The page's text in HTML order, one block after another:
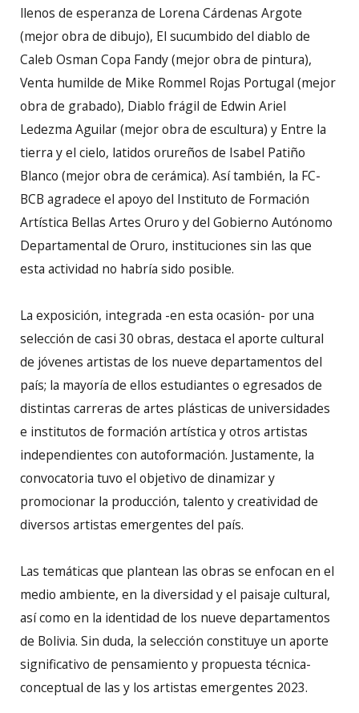
llenos de esperanza de Lorena Cárdenas Argote
(mejor obra de dibujo), El sucumbido del diablo de
Caleb Osman Copa Fandy (mejor obra de pintura),
Venta humilde de Mike Rommel Rojas Portugal (mejor
obra de grabado), Diablo frágil de Edwin Ariel
Ledezma Aguilar (mejor obra de escultura) y Entre la
tierra y el cielo, latidos orureños de Isabel Patiño
Blanco (mejor obra de cerámica). Así también, la FC-
BCB agradece el apoyo del Instituto de Formación
Artística Bellas Artes Oruro y del Gobierno Autónomo
Departamental de Oruro, instituciones sin las que
esta actividad no habría sido posible.
La exposición, integrada -en esta ocasión- por una
selección de casi 30 obras, destaca el aporte cultural
de jóvenes artistas de los nueve departamentos del
país; la mayoría de ellos estudiantes o egresados de
distintas carreras de artes plásticas de universidades
e institutos de formación artística y otros artistas
independientes con autoformación. Justamente, la
convocatoria tuvo el objetivo de dinamizar y
promocionar la producción, talento y creatividad de
diversos artistas emergentes del país.
Las temáticas que plantean las obras se enfocan en el
medio ambiente, en la diversidad y el paisaje cultural,
así como en la identidad de los nueve departamentos
de Bolivia. Sin duda, la selección constituye un aporte
significativo de pensamiento y propuesta técnica-
conceptual de las y los artistas emergentes 2023.